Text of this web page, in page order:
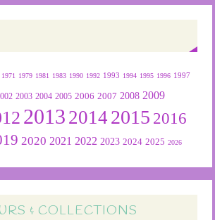
1971 1979 1981 1983 1990 1992 1993 1994 1995 1996 1997
2003 2004 2005 2006 2007 2008 2009
2013 2014 2015 2016
2020 2021 2022 2023 2024 2025 2026
& COLLECTIONS